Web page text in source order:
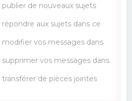
publier de nouveaux sujets
répondre aux sujets dans ce
modifier vos messages dans
supprimer vos messages dans
transférer de pièces jointes